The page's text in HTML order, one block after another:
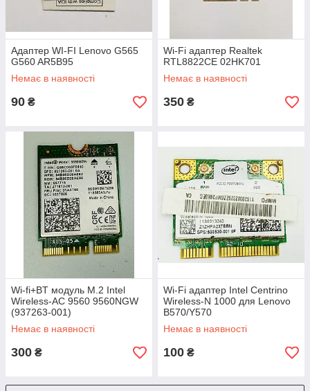
Адаптер WI-FI Lenovo G565
G560 AR5B95
Немає в наявності
90 ₴
Wi-Fi адаптер Realtek
RTL8822CE 02HK701
Немає в наявності
350 ₴
Wi-fi+BT модуль M.2 Intel
Wireless-AC 9560 9560NGW
(937263-001)
Немає в наявності
300 ₴
Wi-Fi адаптер Intel Centrino
Wireless-N 1000 для Lenovo
B570/Y570
Немає в наявності
100 ₴